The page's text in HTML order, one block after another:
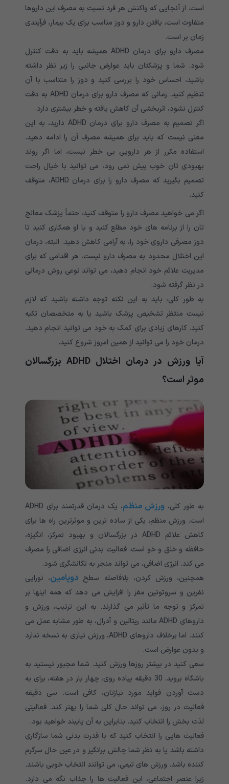
است. از آنجایی که واکنش هر فرد نسبت به مصرف این داروها
متفاوت است، یافتن دارو و دوز مناسب برای یک‌ بیمار، فرآیندی
زمان بر است.
مصرف دارو برای درمان ADHD همیشه باید به دقت کنترل
شود. شما و پزشکتان باید عوارض جانبی را زیر نظر داشته
باشید، احساس خود را بررسی کنید و دوز را متناسب با آن
تنظیم کنید. زمانی که مصرف دارو برای درمان ADHD به دقت
کنترل نشود، اثربخشی آن کاهش یافته و خطر بیشتری دارد.
اگر تصمیم به مصرف دارو برای درمان ADHD دارید، به این
معنی نیست که باید برای همیشه مصرف آن را ادامه دهید.
استفاده مکرر از هر دارویی بی خطر نیست، اما اگر روند
بهبودی تان خوب پیش نمی رود، می توانید با خیال راحت
تصمیم بگیرید که مصرف دارو را برای درمان ADHD، متوقف
کنید.
اگر می ‌خواهید مصرف دارو را متوقف کنید، حتماً پزشک معالج
تان را از برنامه ‌های خود مطلع کنید و با او همکاری کنید تا
دوز مصرفی داروی خود را، به آرامی کاهش دهید. البته، درمان
این اختلال محدود به مصرف دارو نیست. هر اقدامی که برای
مدیریت علائم خود انجام دهید، می تواند نوعی روش درمانی
در نظر گرفته شود.
به طور کلی، باید به این نکته توجه داشته باشید که لازم
نیست منتظر تشخیص پزشک باشید یا به متخصصان تکیه
کنید. کارهای زیادی برای کمک به خود می توانید انجام دهید.
درمان خود را می توانید از همین امروز شروع کنید.
آیا ورزش در درمان اختلال ADHD بزرگسالان
موثر است؟
به طور کلی، ورزش منظم
، یک درمان قدرتمند برای ADHD
است. ورزش منظم، یکی از ساده ترین و موثرترین راه ها برای
کاهش علائم ADHD در بزرگسالان و بهبود تمرکز، انگیزه،
حافظه و خلق و خو است. فعالیت بدنی انرژی اضافی را مصرف
می کند. انرژی اضافی، می تواند منجر به تکانشگری شود.
همچنین، ورزش کردن، بلافاصله سطح دوپامین، نوراپی
نفرین و سروتونین مغز را افزایش می دهد که همه اینها بر
تمرکز و توجه ما تأثیر می گذارند. به این ترتیب، ورزش و
داروهای ADHD مانند ریتالین و آدرال، به طور مشابه عمل می
کنند. اما برخلاف داروهای ADHD، ورزش نیازی به نسخه ندارد
و بدون عوارض است.
سعی کنید در بیشتر روزها ورزش کنید. شما مجبور نیستید به
باشگاه بروید. 30 دقیقه پیاده روی، چهار بار در هفته، برای به
دست آوردن فواید مورد نیازتان، کافی است. سی دقیقه
فعالیت در روز، می تواند حال کلی شما را بهتر کند. فعالیتی
لذت بخش را انتخاب کنید. بنابراین به آن پایبند خواهید بود.
فعالیت هایی را انتخاب کنید که با قدرت بدنی شما سازگاری
داشته باشد یا به نظر شما چالش برانگیز و در عین حال سرگرم
کننده باشد. ورزش های تیمی، می توانند انتخاب خوبی باشند.
زیرا عنصر اجتماعی، این فعالیت ها را جذاب نگه می دارد.